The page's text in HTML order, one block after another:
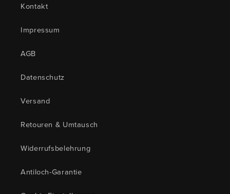
Kontakt
Impressum
AGB
Datenschutz
Versand
Retouren & Umtausch
Widerrufsbelehrung
Antiloch-Garantie